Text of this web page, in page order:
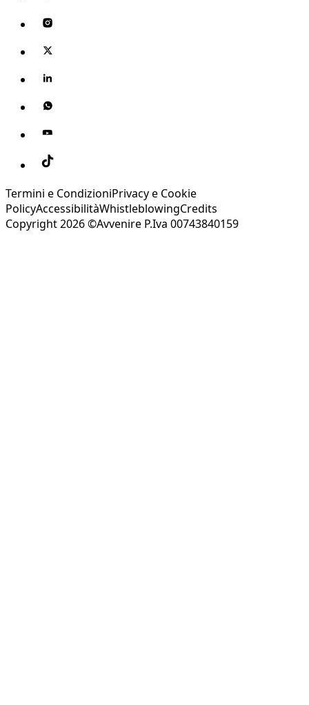
Termini e CondizioniPrivacy e Cookie
PolicyAccessibilitàWhistleblowingCredits
Copyright 2026 ©Avvenire P.Iva 00743840159